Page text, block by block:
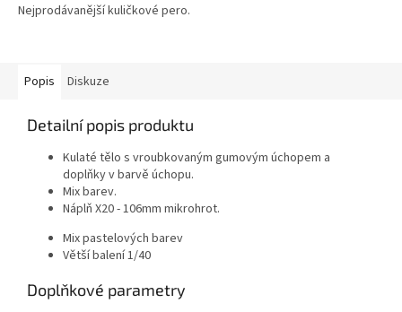
Nejprodávanější kuličkové pero.
Popis Diskuze
Detailní popis produktu
Kulaté tělo s vroubkovaným gumovým úchopem a
doplňky v barvě úchopu.
Mix barev.
Náplň X20 - 106mm mikrohrot.
Mix pastelových barev
Větší balení 1/40
Doplňkové parametry